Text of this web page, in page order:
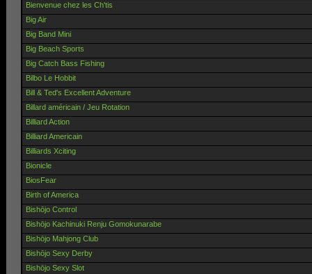
Bienvenue chez les Ch'tis
Big Air
Big Band Mini
Big Beach Sports
Big Catch Bass Fishing
Bilbo Le Hobbit
Bill & Ted's Excellent Adventure
Billard américain / Jeu Rotation
Billiard Action
Billiard Americain
Billiards Xciting
Bionicle
BiosFear
Birth of America
Bishōjo Control
Bishōjo Kachinuki Renju Gomokunarabe
Bishōjo Mahjong Club
Bishōjo Sexy Derby
Bishōjo Sexy Slot